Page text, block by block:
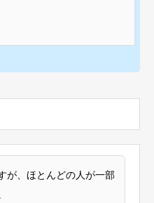
が、ほとんどの人が一部